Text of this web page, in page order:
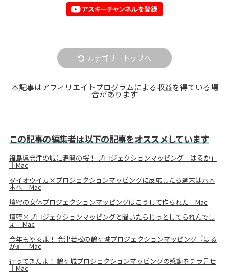
カテゴリートップへ
本記事はアフィリエイトプログラムによる収益を得ている場
合があります
この記事の編集者は以下の記事をオススメしています
福島県会津の城に満開の桜！ プロジェクションマッピング「はるか」
｜Mac
ダイオウイカ×プロジェクションマッピングに反応したら週末は六本
木へ｜Mac
壇蜜の女体プロジェクションマッピングはこうして作られた｜Mac
壇蜜×プロジェクションマッピングと聞いたらじっとしてられんでし
ょ｜Mac
今年もやるよ！ 会津若松の鶴ヶ城プロジェクションマッピング『はる
か』｜Mac
行ってきたよ！ 鶴ヶ城プロジェクションマッピングの感動をチラ見せ
｜Mac